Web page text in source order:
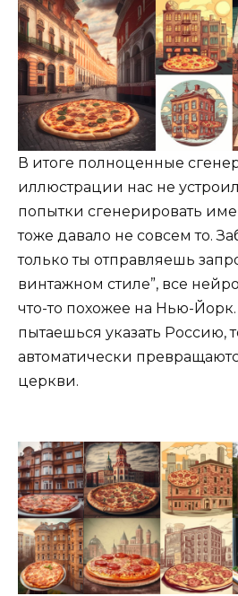
В итоге полноценные
иллюстрации нас не
попытки сгенерировать
тоже давало не совсем то.
только ты отправляешь
винтажном стиле”, все
что-то похожее на Нью-Йорк.
пытаешься указать Россию,
автоматически
церкви.